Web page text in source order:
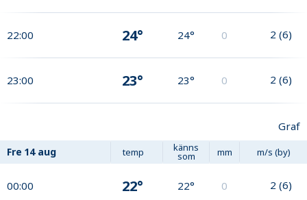
22:00 24° 24° 0 2 (6)
23:00 23° 23° 0 2 (6)
Graf
Fre 14 aug temp känns
som mm m/s (by)
00:00 22° 22° 0 2 (6)